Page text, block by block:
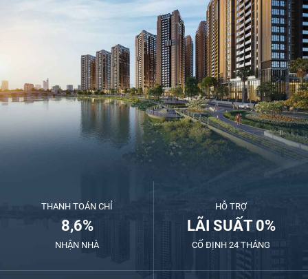
THANH TOÁN CHỈ
8,6%
NHẬN NHÀ
HỖ TRỢ
LÃI SUẤT 0%
CỐ ĐỊNH 24 THÁNG